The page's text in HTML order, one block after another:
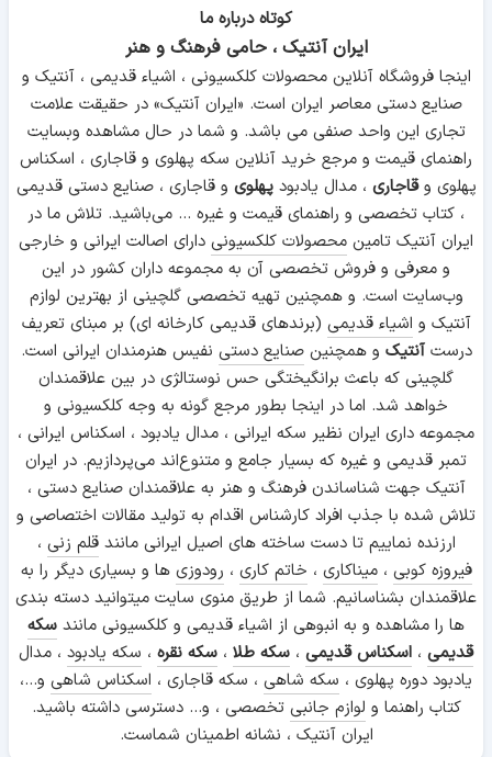
کوتاه درباره ما
ایران آنتیک ، حامی فرهنگ و هنر
اینجا فروشگاه آنلاین محصولات کلکسیونی ، اشیاء قدیمی ، آنتیک و
صنایع دستی معاصر ایران است. «ایران آنتیک» در حقیقت علامت
تجاری این واحد صنفی می باشد. و شما در حال مشاهده وبسایت
راهنمای قیمت و مرجع خرید آنلاین سکه پهلوی و قاجاری ، اسکناس
پهلوی وقاجاری ، مدال یادبودپهلوی و قاجاری ، صنایع دستی قدیمی
، کتاب تخصصی و راهنمای قیمت و غیره ... می‌باشید. تلاش ما در
ایران آنتیک تامین محصولات کلکسیونی دارای اصالت ایرانی و خارجی
و معرفی و فروش تخصصی آن به مجموعه داران کشور در این
وب‌سایت است. و همچنین تهیه تخصصی گلچینی از بهترین لوازم
آنتیک و اشیاء قدیمی (برندهای قدیمی کارخانه ای) بر مبنای تعریف
درستآنتیک و همچنینصنایع دستی نفیس هنرمندان ایرانی است.
گلچینی که باعث برانگیختگی حس نوستالژی در بین علاقمندان
خواهد شد. اما در اینجا بطور مرجع گونه به وجه کلکسیونی و
مجموعه داری ایران نظیر سکه ایرانی ، مدال یادبود ، اسکناس ایرانی ،
تمبر قدیمی و غیره که بسیار جامع و متنوع‌اند می‌پردازیم. در ایران
آنتیک جهت شناساندن فرهنگ و هنر به علاقمندان صنایع دستی ،
تلاش شده با جذب افراد کارشناس اقدام به تولید مقالات اختصاصی و
ارزنده نماییم تا دست ساخته های اصیل ایرانی مانندقلم زنی ،
فیروزه کوبی ،میناکاری ، خاتم کاری ، رودوزی ها و بسیاری دیگر را به
علاقمندان بشناسانیم. شما از طریق منوی سایت میتوانید دسته بندی
ها را مشاهده و به انبوهی از اشیاء قدیمی و کلکسیونی مانند سکه
قدیمی ، اسکناس قدیمی ، سکه طلا ، سکه نقره ، سکه یادبود ، مدال
یادبود دوره پهلوی ، سکه شاهی ، سکه قاجاری ، اسکناس شاهی و...،
کتاب راهنما و لوازم جانبی تخصصی ، و... دسترسی داشته باشید.
ایران آنتیک ، نشانه اطمینان شماست.